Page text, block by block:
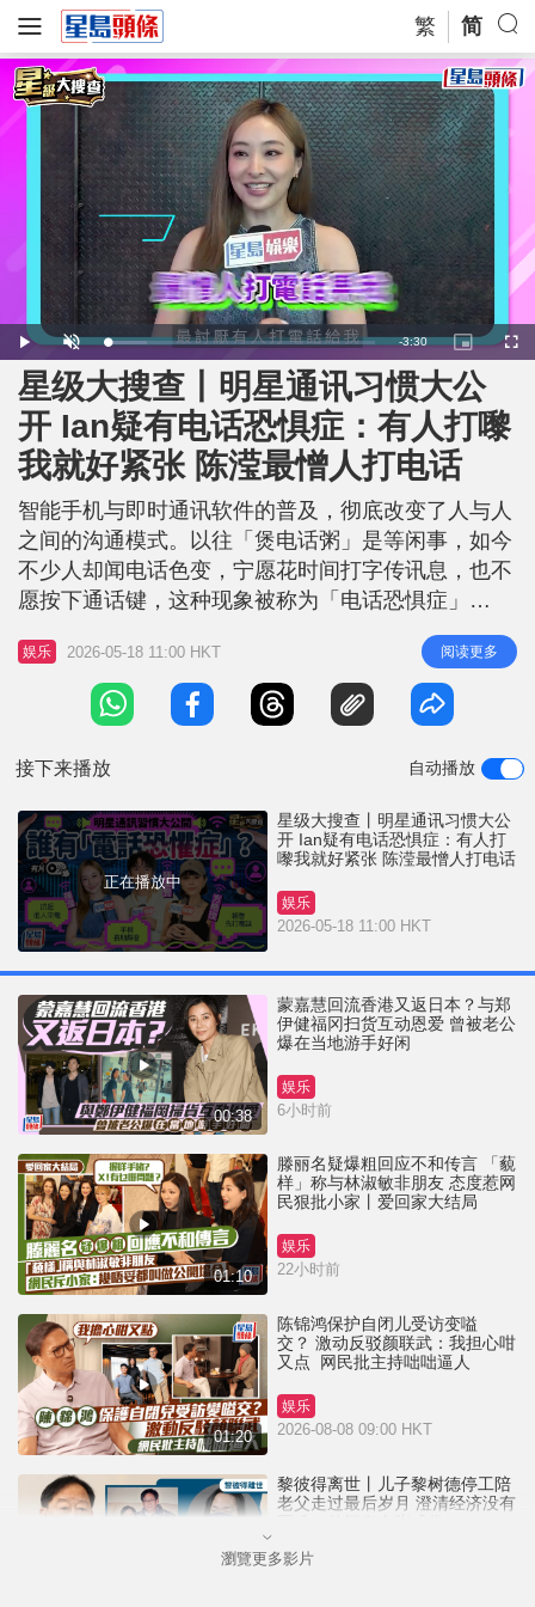
繁 简
P
l
a
y
U
n
m
u
t
L
o
a
d
e
d
:
1
4
6
3
R
e
m
n
n
-3:30
P
i
c
t
u
e
i
t
e
F
u
e
星级大搜查丨明星通讯习惯大公
开 Ian疑有电话恐惧症：有人打嚟
我就好紧张 陈滢最憎人打电话
智能手机与即时通讯软件的普及，彻底改变了人与人
之间的沟通模式。以往「煲电话粥」是等闲事，如今
不少人却闻电话色变，宁愿花时间打字传讯息，也不
愿按下通话键，这种现象被称为「电话恐惧症」
（Telephobia）。原来，这种现代社会的「通病」在
娱乐圈亦很普遍。众星纷纷剖白自己对电话的爱与
恨，有人坦言「最憎人打电话」，有人更将手机长期
设定静音长达十多年；亦有艺人坚持打电话才够直接
娱乐 2026-05-18 11:00 HKT 阅读更多
接下来播放 自动播放
正在播放中
星级大搜查丨明星通讯习惯大公
开 Ian疑有电话恐惧症：有人打
嚟我就好紧张 陈滢最憎人打电话
娱乐
2026-05-18 11:00 HKT
00:38
蒙嘉慧回流香港又返日本？与郑
伊健福冈扫货互动恩爱 曾被老公
爆在当地游手好闲
娱乐
6小时前
01:10
滕丽名疑爆粗回应不和传言 「藐
样」称与林淑敏非朋友 态度惹网
民狠批小家丨爱回家大结局
娱乐
22小时前
01:20
陈锦鸿保护自闭儿受访变嗌
交？ 激动反驳颜联武：我担心咁
又点 网民批主持咄咄逼人
娱乐
2026-08-08 09:00 HKT
黎彼得离世丨儿子黎树德停工陪
老父走过最后岁月 澄清经济没有
娱乐
瀏覽更多影片